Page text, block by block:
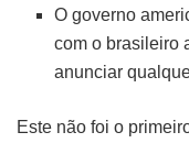
O governo
com o brasileiro
anunciar
Este não foi o